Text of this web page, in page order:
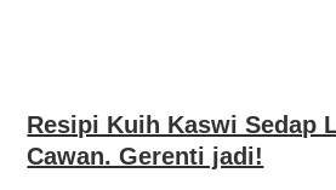
Resipi Kuih Kaswi Sedap
Cawan. Gerenti jadi!